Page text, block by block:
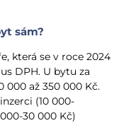
sám?
která se v roce 2024
DPH. U bytu za
000 až 350 000 Kč.
(10 000-
30 000 Kč)